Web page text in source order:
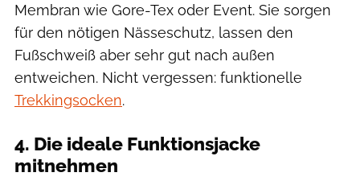
Membran wie Gore-Tex oder Event. Sie sorgen
für den nötigen Nässeschutz, lassen den
Fußschweiß aber sehr gut nach außen
entweichen. Nicht vergessen: funktionelle
Trekkingsocken.
4. Die ideale Funktionsjacke
mitnehmen